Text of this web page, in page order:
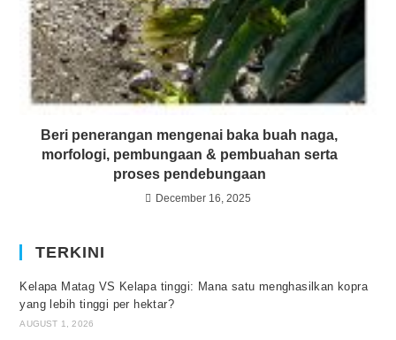
Beri penerangan mengenai baka buah naga,
morfologi, pembungaan & pembuahan serta
proses pendebungaan
December 16, 2025
TERKINI
Kelapa Matag VS Kelapa tinggi: Mana satu menghasilkan kopra
yang lebih tinggi per hektar?
AUGUST 1, 2026